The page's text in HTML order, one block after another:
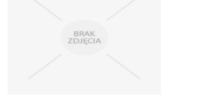
ADWOKACI, PORADY PRAWNE
ŚLUB I WESELE
SPRZĄTANIE, PORZĄDKOWANIE